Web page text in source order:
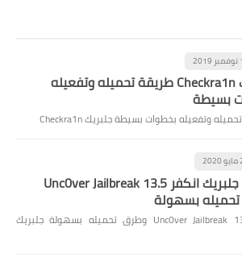
جلبريك Checkra1n طريقة تحميله وتفعيله
بسيطة
تحديث جلبريك انكفر Unc0ver Jailbreak 13.5
بسهولة
تحديث جلبريك انكفر Unc0ver Jailbreak 13.5 وطرق تحميله بسهولة جلبريك